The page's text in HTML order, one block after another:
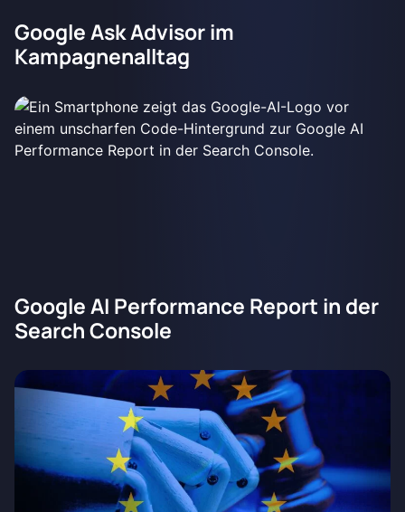
Google Ask Advisor im
Kampagnenalltag
Google AI Performance Report in der
Search Console